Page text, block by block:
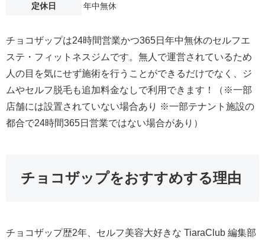
定休日
年中無休
チョコザップは24時間営業かつ365日年中無休のセルフエ
ステ・フィットネスジムです。無人で運営されているため
人の目を気にせず施術を行うことができるだけでなく、ジ
ムやセルフ脱毛も追加料金なしで利用できます！（※一部
店舗には設置されていない場合あり ※一部テナント施設の
都合で24時間365日営業ではない場合があり）
チョコザップをおすすめする理由
チョコザップ歴2年、セルフ美容大好きな TiaraClub 編集部